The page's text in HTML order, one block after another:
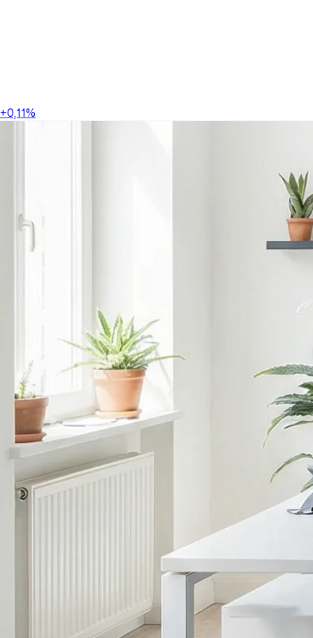
+0,11%